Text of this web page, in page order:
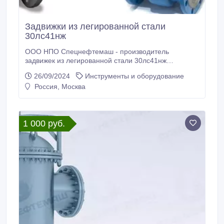
Задвижки из легированной стали
30лс41нж
ООО НПО Спецнефтемаш - производитель
задвижек из легированной стали 30лс41нж
предлагаем конкурентные цены на рынках РФ и
СНГ. Задвижка из легированной стали 30лс41нж
26/09/2024
Инструменты и оборудование
Россия, Москва
1 000 руб.